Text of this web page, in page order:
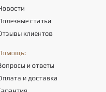
статьи
клиентов
и ответы
и доставка